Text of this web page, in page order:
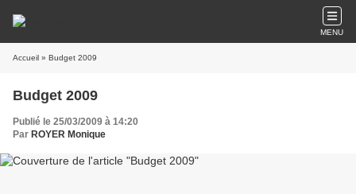
MENU
Accueil » Budget 2009
Budget 2009
Publié le 25/03/2009 à 14:20
Par ROYER Monique